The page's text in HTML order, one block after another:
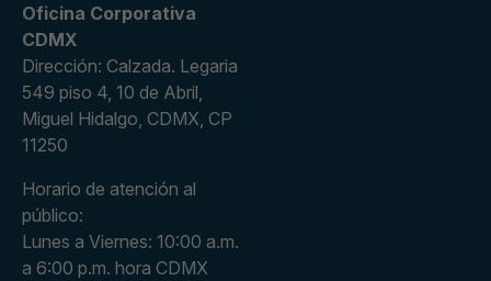
Oficina Corporativa
CDMX
Dirección: Calzada. Legaria
549 piso 4, 10 de Abril,
Miguel Hidalgo, CDMX, CP
11250
Horario de atención al
público:
Lunes a Viernes: 10:00 a.m.
a 6:00 p.m. hora CDMX